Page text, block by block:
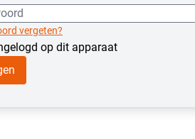
vergeten?
op dit apparaat